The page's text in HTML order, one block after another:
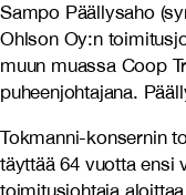
Sampo Päällysaho
Ohlson Oy:n
muun muassa Coop
puheenjohtajana.
Tokmanni-konsernin
täyttää 64 vuotta ensi
toimitusjohtaja